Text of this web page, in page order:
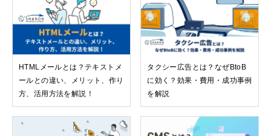
HTMLメールとは？テキストメ
ールとの違い、メリット、作り
方、活用方法を解説！
タクシー広告とは？なぜBtoB
に効く？効果・費用・成功事例
を解説